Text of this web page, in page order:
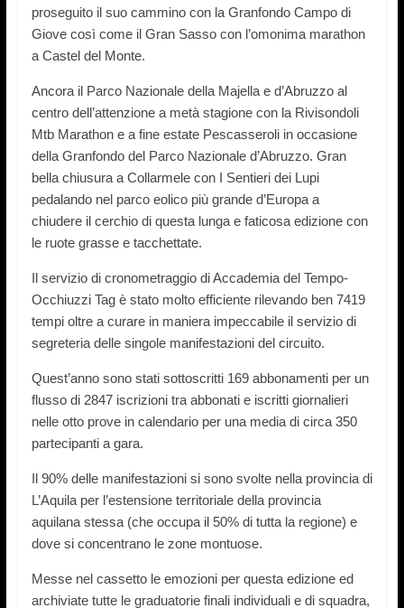
proseguito il suo cammino con la Granfondo Campo di
Giove così come il Gran Sasso con l’omonima marathon
a Castel del Monte.
Ancora il Parco Nazionale della Majella e d’Abruzzo al
centro dell’attenzione a metà stagione con la Rivisondoli
Mtb Marathon e a fine estate Pescasseroli in occasione
della Granfondo del Parco Nazionale d’Abruzzo. Gran
bella chiusura a Collarmele con I Sentieri dei Lupi
pedalando nel parco eolico più grande d’Europa a
chiudere il cerchio di questa lunga e faticosa edizione con
le ruote grasse e tacchettate.
Il servizio di cronometraggio di Accademia del Tempo-
Occhiuzzi Tag è stato molto efficiente rilevando ben 7419
tempi oltre a curare in maniera impeccabile il servizio di
segreteria delle singole manifestazioni del circuito.
Quest’anno sono stati sottoscritti 169 abbonamenti per un
flusso di 2847 iscrizioni tra abbonati e iscritti giornalieri
nelle otto prove in calendario per una media di circa 350
partecipanti a gara.
Il 90% delle manifestazioni si sono svolte nella provincia di
L’Aquila per l’estensione territoriale della provincia
aquilana stessa (che occupa il 50% di tutta la regione) e
dove si concentrano le zone montuose.
Messe nel cassetto le emozioni per questa edizione ed
archiviate tutte le graduatorie finali individuali e di squadra,